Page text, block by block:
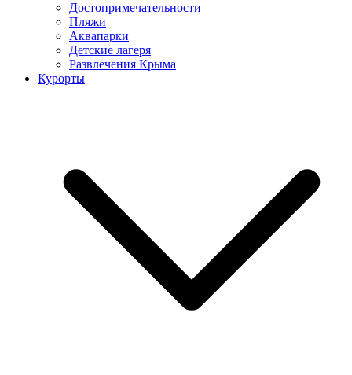
Достопримечательности
Пляжи
Аквапарки
Детские лагеря
Развлечения Крыма
Курорты